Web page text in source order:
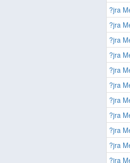
?jra
?jra
?jra
?jra
?jra
?jra
?jra
?jra
?jra
?jra
?jra